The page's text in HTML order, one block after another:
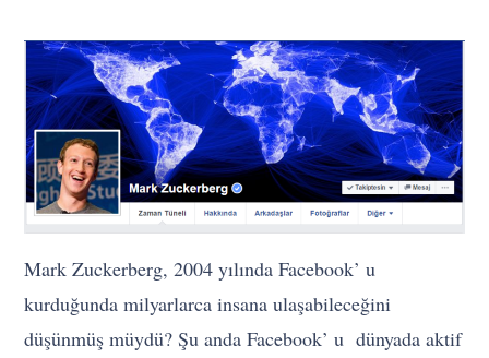
Mark Zuckerberg, 2004 yılında Facebook’ u
kurduğunda milyarlarca insana ulaşabileceğini
düşünmüş müydü? Şu anda Facebook’ u dünyada aktif